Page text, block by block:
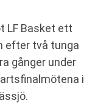
LF Basket ett
efter två tunga
gånger under
i